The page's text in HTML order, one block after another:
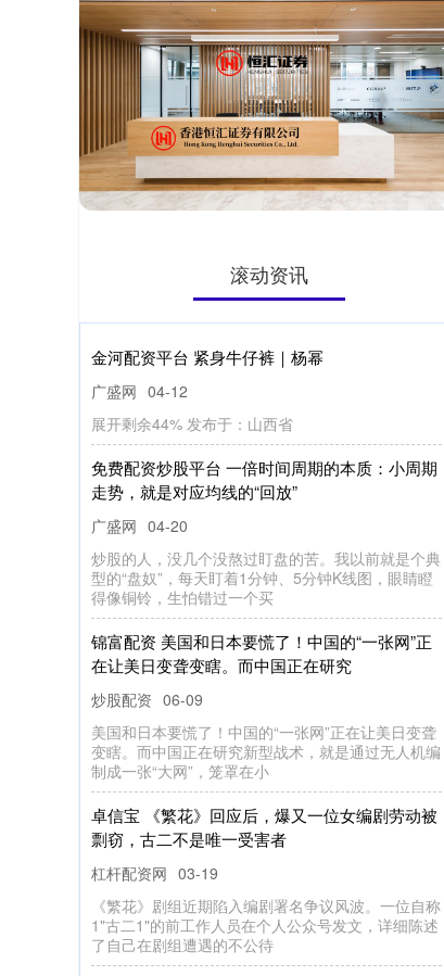
滚动资讯
金河配资平台 紧身牛仔裤｜杨幂
广盛网 04-12
展开剩余44% 发布于：山西省
免费配资炒股平台 一倍时间周期的本质：小周期
走势，就是对应均线的“回放”
广盛网 04-20
炒股的人，没几个没熬过盯盘的苦。我以前就是个典
型的“盘奴”，每天盯着1分钟、5分钟K线图，眼睛瞪
得像铜铃，生怕错过一个买
锦富配资 美国和日本要慌了！中国的“一张网”正
在让美日变聋变瞎。而中国正在研究
炒股配资 06-09
美国和日本要慌了！中国的“一张网”正在让美日变聋
变瞎。而中国正在研究新型战术，就是通过无人机编
制成一张“大网”，笼罩在小
卓信宝 《繁花》回应后，爆又一位女编剧劳动被
剽窃，古二不是唯一受害者
杠杆配资网 03-19
《繁花》剧组近期陷入编剧署名争议风波。一位自称
1"古二1"的前工作人员在个人公众号发文，详细陈述
了自己在剧组遭遇的不公待